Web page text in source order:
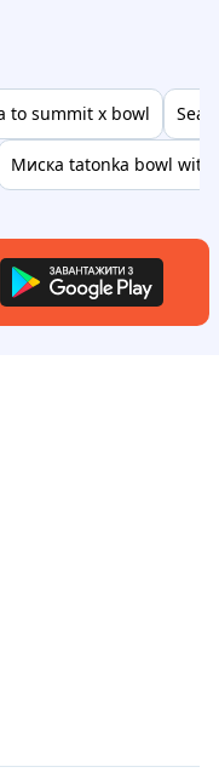
to summit x bowl Sea
Миска tatonka bowl